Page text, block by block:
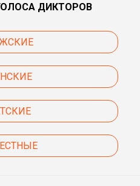
ДИКТОРОВ